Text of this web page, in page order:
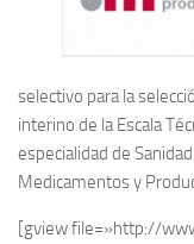
selectivo para la
interino de la Escala
especialidad de
Medicamentos y
[gview file=»http://